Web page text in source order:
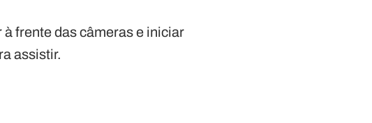
frente das câmeras e iniciar
assistir.